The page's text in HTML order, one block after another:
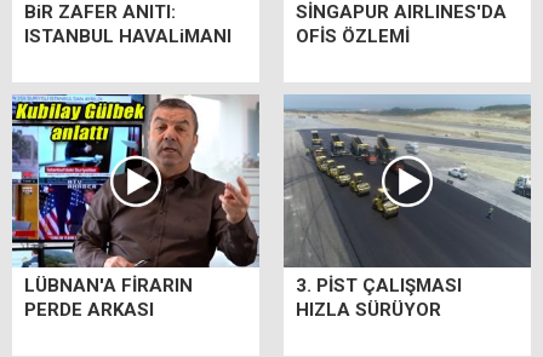
BiR ZAFER ANITI:
ISTANBUL HAVALiMANI
SİNGAPUR AIRLINES'DA
OFİS ÖZLEMİ
LÜBNAN'A FİRARIN
PERDE ARKASI
3. PİST ÇALIŞMASI
HIZLA SÜRÜYOR